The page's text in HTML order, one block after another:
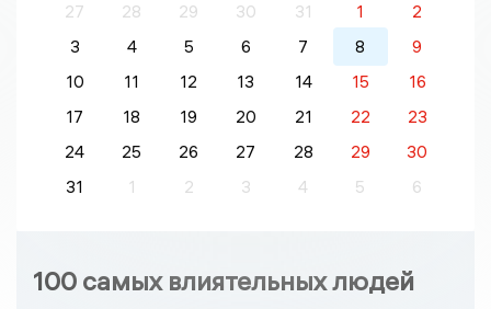
27
28 29 30 31 1
2
3
4 5 6 7 8
9
10
11 12 13 14 15
16
17
18 19 20 21 22
23
24
25 26 27 28 29
30
31
1 2 3 4 5 6
100 самых влиятельных людей